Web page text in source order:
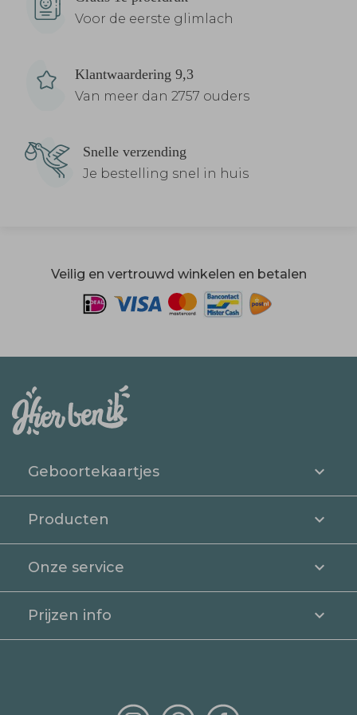
Voor de eerste glimlach
Klantwaardering 9,3
Van meer dan 2757 ouders
Snelle verzending
Je bestelling snel in huis
Veilig en vertrouwd winkelen en betalen
Geboortekaartjes
Producten
Onze service
Prijzen info